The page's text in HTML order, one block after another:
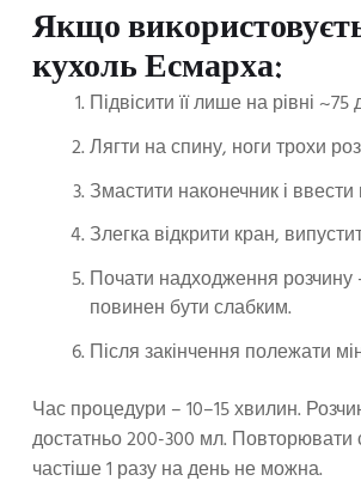
Якщо
кухоль Есмарха:
Підвісити її лише на рівні ~75
Лягти на спину, ноги трохи
Змастити наконечник і ввести
Злегка відкрити кран,
Почати надходження розчину
повинен бути слабким.
Після закінчення полежати
Час процедури – 10–15 хвилин.
достатньо 200-300 мл.
частіше 1 разу на день не можна.